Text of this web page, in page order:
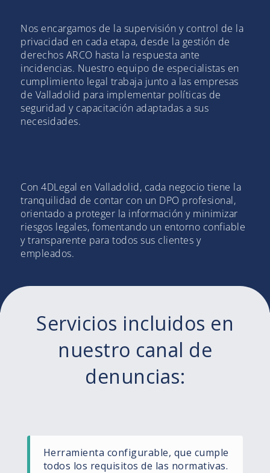
Nos encargamos de la supervisión y control de la
privacidad en cada etapa, desde la gestión de
derechos ARCO hasta la respuesta ante
incidencias. Nuestro equipo de especialistas en
cumplimiento legal trabaja junto a las empresas
de Valladolid para implementar políticas de
seguridad y capacitación adaptadas a sus
necesidades.
Con 4DLegal en Valladolid, cada negocio tiene la
tranquilidad de contar con un DPO profesional,
orientado a proteger la información y minimizar
riesgos legales, fomentando un entorno confiable
y transparente para todos sus clientes y
empleados.
Servicios incluidos en
nuestro canal de
denuncias:
Herramienta configurable, que cumple
todos los requisitos de las normativas.